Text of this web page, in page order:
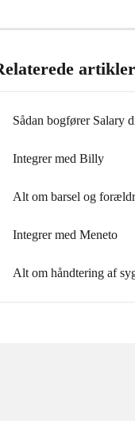
artikler
Sådan bogfører Salary
Integrer med Billy
Alt om barsel og
Integrer med Meneto
Alt om håndtering af